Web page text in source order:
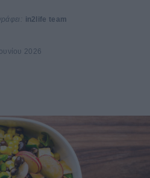
in2life team
2026